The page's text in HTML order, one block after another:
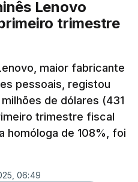
Lenovo
trimestre
maior fabricante
pessoais, registou
de dólares (431
trimestre fiscal
homóloga de 108%, foi
06:49